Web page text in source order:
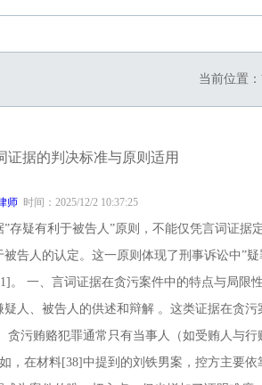
当前位置：
证据的判决标准与原则适用
师时间：2025/12/2 10:37:25
存疑有利于被告人”原则，不能仅凭言词证据
告人的认定。这一原则体现了刑事诉讼中”疑
。 一、言词证据在贪污案件中的特点与局限
人、被告人的供述和辩解 。这类证据在贪污
污贿赂犯罪通常只有当事人（如受贿人与行
在材料[38]中提到的刘铁男案，控方主要依